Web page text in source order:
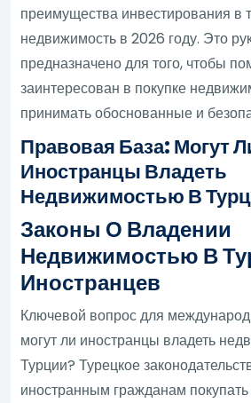
преимущества инвестирования в
недвижимость в 2026 году. Это
предназначено для того, чтобы
заинтересован в покупке
принимать обоснованные и
Правовая База: Могут
Иностранцы Владеть
Недвижимостью В
Законы О Владении
Недвижимостью В
Иностранцев
Ключевой вопрос для
могут ли иностранцы владеть
Турции? Турецкое
иностранным гражданам покупать